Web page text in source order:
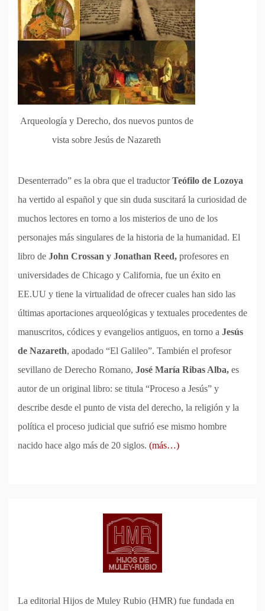
Arqueología y Derecho, dos nuevos puntos de
vista sobre Jesús de Nazareth
Desenterrado” es la obra que el traductorTeófilo de Lozoya
ha vertido al español y que sin duda suscitará la curiosidad de
muchos lectores en torno a los misterios de uno de los
personajes más singulares de la historia de la humanidad. El
libro de John Crossan y Jonathan Reed, profesores en
universidades de Chicago y California, fue un éxito en
EE.UU y tiene la virtualidad de ofrecer cuales han sido las
últimas aportaciones arqueológicas y textuales procedentes de
manuscritos, códices y evangelios antiguos, en torno a Jesús
de Nazareth, apodado “El Galileo”. También el profesor
sevillano de Derecho Romano, José María Ribas Alba, es
autor de un original libro: se titula “Proceso a Jesús” y
describe desde el punto de vista del derecho, la religión y la
política el proceso judicial que sufrió ese mismo hombre
nacido hace algo más de 20 siglos. (más…)
La editorial Hijos de Muley Rubio (HMR) fue fundada en